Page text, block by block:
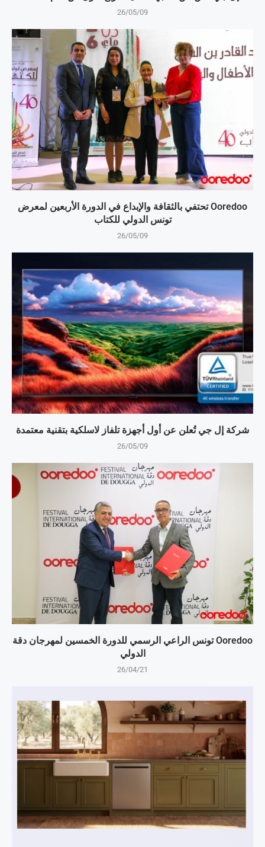
26/05/09
Ooredoo تحتفي بالثقافة والإبداع في الدورة الأربعين لمعرض
تونس الدولي للكتاب
26/05/09
شركة إل جي تُعلن عن أول أجهزة تلفاز لاسلكية بتقنية معتمدة
26/05/09
Ooredoo تونس الراعي الرسمي للدورة الخمسين لمهرجان دقة
الدولي
26/04/21